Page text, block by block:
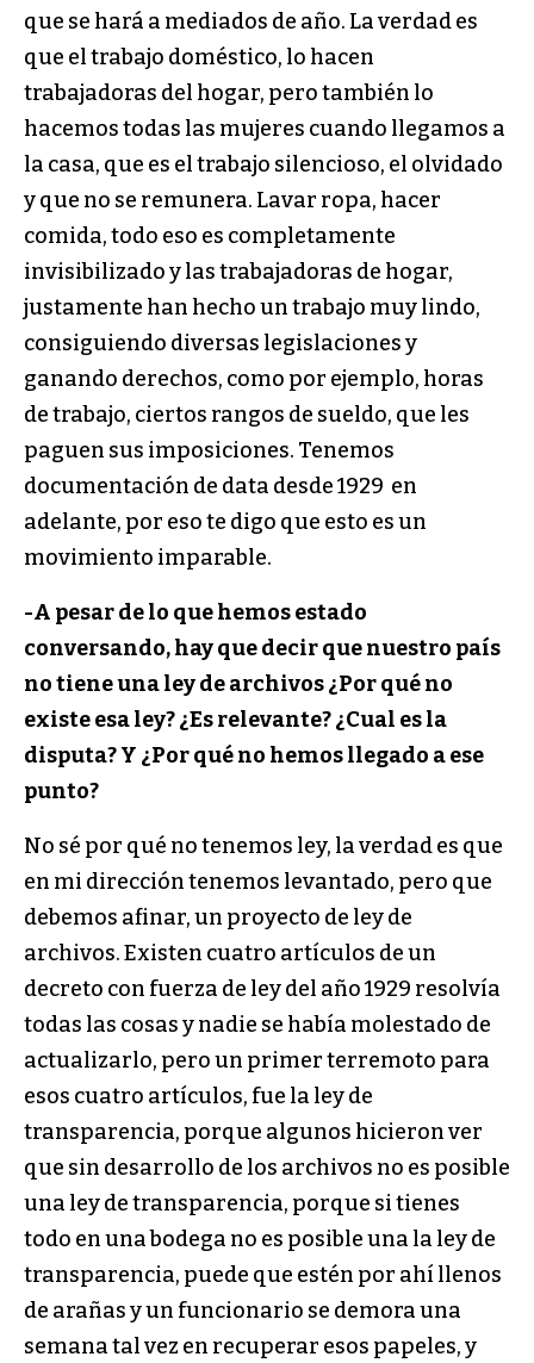
que se hará a mediados de año. La verdad es
que el trabajo doméstico, lo hacen
trabajadoras del hogar, pero también lo
hacemos todas las mujeres cuando llegamos a
la casa, que es el trabajo silencioso, el olvidado
y que no se remunera. Lavar ropa, hacer
comida, todo eso es completamente
invisibilizado y las trabajadoras de hogar,
justamente han hecho un trabajo muy lindo,
consiguiendo diversas legislaciones y
ganando derechos, como por ejemplo, horas
de trabajo, ciertos rangos de sueldo, que les
paguen sus imposiciones. Tenemos
documentación de data desde 1929 en
adelante, por eso te digo que esto es un
movimiento imparable.
-A pesar de lo que hemos estado
conversando, hay que decir que nuestro país
no tiene una ley de archivos ¿Por qué no
existe esa ley? ¿Es relevante? ¿Cual es la
disputa? Y ¿Por qué no hemos llegado a ese
punto?
No sé por qué no tenemos ley, la verdad es que
en mi dirección tenemos levantado, pero que
debemos afinar, un proyecto de ley de
archivos. Existen cuatro artículos de un
decreto con fuerza de ley del año 1929 resolvía
todas las cosas y nadie se había molestado de
actualizarlo, pero un primer terremoto para
esos cuatro artículos, fue la ley de
transparencia, porque algunos hicieron ver
que sin desarrollo de los archivos no es posible
una ley de transparencia, porque si tienes
todo en una bodega no es posible una la ley de
transparencia, puede que estén por ahí llenos
de arañas y un funcionario se demora una
semana tal vez en recuperar esos papeles, y